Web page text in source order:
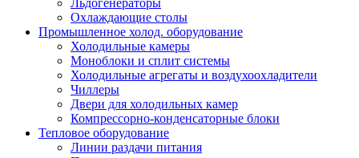
Льдогенераторы
Охлаждающие столы
Промышленное холод. оборудование
Холодильные камеры
Моноблоки и сплит системы
Холодильные агрегаты и воздухоохладители
Чиллеры
Двери для холодильных камер
Компрессорно-конденсаторные блоки
Тепловое оборудование
Линии раздачи питания